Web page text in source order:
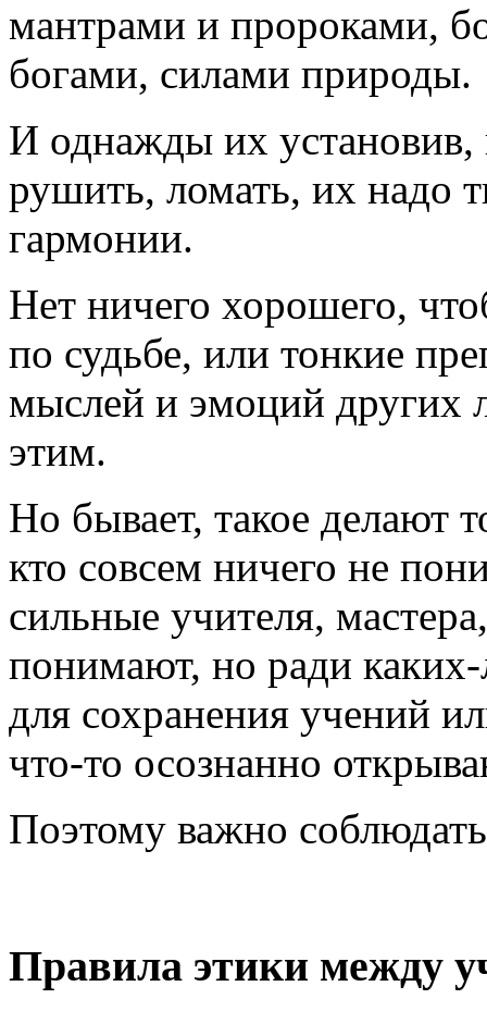
мантрами и пророками,
богами, силами природы.
И однажды их установив,
рушить, ломать, их надо
гармонии.
Нет ничего хорошего,
по судьбе, или тонкие
мыслей и эмоций других
этим.
Но бывает, такое делают
кто совсем ничего не
сильные учителя,
понимают, но ради
для сохранения учений
что-то осознанно
Поэтому важно
Правила этики между